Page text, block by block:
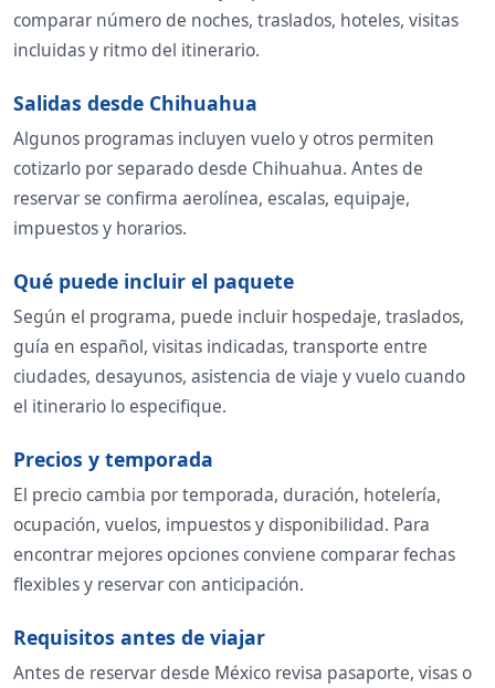
comparar número de noches, traslados, hoteles, visitas
incluidas y ritmo del itinerario.
Salidas desde Chihuahua
Algunos programas incluyen vuelo y otros permiten
cotizarlo por separado desde Chihuahua. Antes de
reservar se confirma aerolínea, escalas, equipaje,
impuestos y horarios.
Qué puede incluir el paquete
Según el programa, puede incluir hospedaje, traslados,
guía en español, visitas indicadas, transporte entre
ciudades, desayunos, asistencia de viaje y vuelo cuando
el itinerario lo especifique.
Precios y temporada
El precio cambia por temporada, duración, hotelería,
ocupación, vuelos, impuestos y disponibilidad. Para
encontrar mejores opciones conviene comparar fechas
flexibles y reservar con anticipación.
Requisitos antes de viajar
Antes de reservar desde México revisa pasaporte, visas o